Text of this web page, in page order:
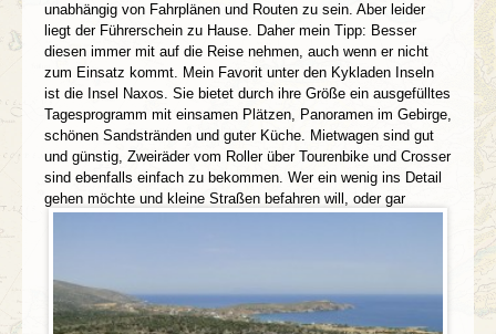
unabhängig von Fahrplänen und Routen zu sein. Aber leider
liegt der Führerschein zu Hause.
Daher mein Tipp: Besser
diesen immer mit auf die Reise nehmen, auch wenn er nicht
zum Einsatz kommt.
Mein Favorit unter den Kykladen Inseln
ist die Insel Naxos. Sie bietet durch ihre Größe ein ausgefülltes
Tagesprogramm mit einsamen Plätzen, Panoramen im Gebirge,
schönen Sandstränden und guter Küche.
Mietwagen sind gut
und günstig, Zweiräder vom Roller über Tourenbike und Crosser
sind ebenfalls einfach zu bekommen. Wer ein wenig ins Detail
gehen möchte und kleine Straßen befahren will, oder gar